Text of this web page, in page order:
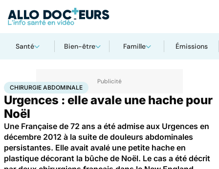
Santé Bien-être Famille Émissions
AccueilSantéUrgencesChirurgie abdominale
CHIRURGIE ABDOMINALE
Urgences : elle avale une hache pour
Noël
Une Française de 72 ans a été admise aux Urgences en
décembre 2012 à la suite de douleurs abdominales
persistantes. Elle avait avalé une petite hache en
plastique décorant la bûche de Noël. Le cas a été décrit